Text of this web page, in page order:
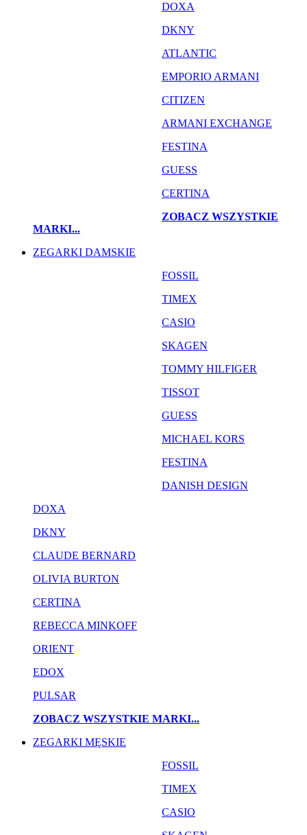
DOXA
DKNY
ATLANTIC
EMPORIO ARMANI
CITIZEN
ARMANI EXCHANGE
FESTINA
GUESS
CERTINA
ZOBACZ WSZYSTKIE
MARKI...
ZEGARKI DAMSKIE
FOSSIL
TIMEX
CASIO
SKAGEN
TOMMY HILFIGER
TISSOT
GUESS
MICHAEL KORS
FESTINA
DANISH DESIGN
DOXA
DKNY
CLAUDE BERNARD
OLIVIA BURTON
CERTINA
REBECCA MINKOFF
ORIENT
EDOX
PULSAR
ZOBACZ WSZYSTKIE MARKI...
ZEGARKI MĘSKIE
FOSSIL
TIMEX
CASIO